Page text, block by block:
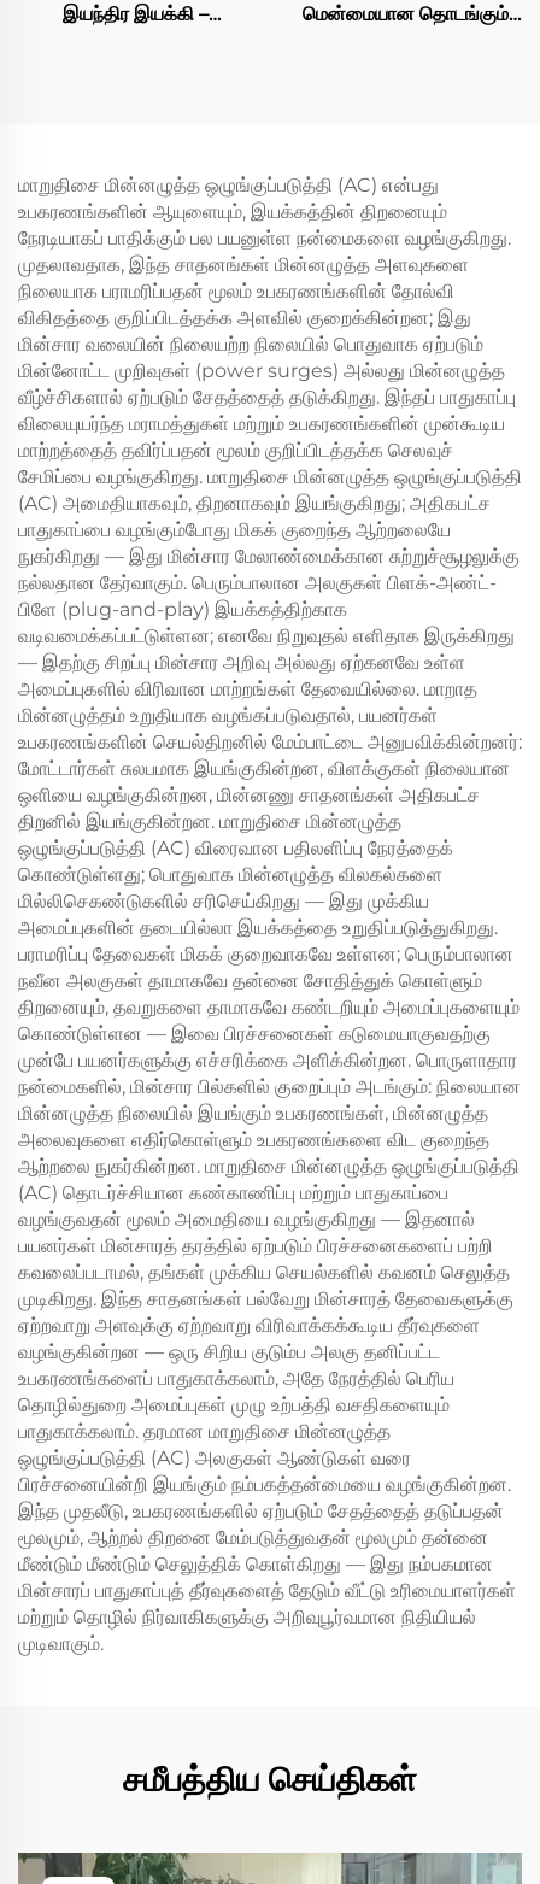
இயந்திர இயக்கி –
IP20
மென்மையான தொடங்கும்
மாறுதிசை மின்னழுத்த ஒழுங்குப்படுத்தி (AC) என்பது
உபகரணங்களின் ஆயுளையும், இயக்கத்தின் திறனையும்
நேரடியாகப் பாதிக்கும் பல பயனுள்ள நன்மைகளை வழங்குகிறது.
முதலாவதாக, இந்த சாதனங்கள் மின்னழுத்த அளவுகளை
நிலையாக பராமரிப்பதன் மூலம் உபகரணங்களின் தோல்வி
விகிதத்தை குறிப்பிடத்தக்க அளவில் குறைக்கின்றன; இது
மின்சார வலையின் நிலையற்ற நிலையில் பொதுவாக ஏற்படும்
மின்னோட்ட முறிவுகள் (power surges) அல்லது மின்னழுத்த
வீழ்ச்சிகளால் ஏற்படும் சேதத்தைத் தடுக்கிறது. இந்தப் பாதுகாப்பு
விலையுயர்ந்த மராமத்துகள் மற்றும் உபகரணங்களின் முன்கூடிய
மாற்றத்தைத் தவிர்ப்பதன் மூலம் குறிப்பிடத்தக்க செலவுச்
சேமிப்பை வழங்குகிறது. மாறுதிசை மின்னழுத்த ஒழுங்குப்படுத்தி
(AC) அமைதியாகவும், திறனாகவும் இயங்குகிறது; அதிகபட்ச
பாதுகாப்பை வழங்கும்போது மிகக் குறைந்த ஆற்றலையே
நுகர்கிறது — இது மின்சார மேலாண்மைக்கான சுற்றுச்சூழலுக்கு
நல்லதான தேர்வாகும். பெரும்பாலான அலகுகள் பிளக்-அண்ட்-
பிளே (plug-and-play) இயக்கத்திற்காக
வடிவமைக்கப்பட்டுள்ளன; எனவே நிறுவுதல் எளிதாக இருக்கிறது
— இதற்கு சிறப்பு மின்சார அறிவு அல்லது ஏற்கனவே உள்ள
அமைப்புகளில் விரிவான மாற்றங்கள் தேவையில்லை. மாறாத
மின்னழுத்தம் உறுதியாக வழங்கப்படுவதால், பயனர்கள்
உபகரணங்களின் செயல்திறனில் மேம்பாட்டை அனுபவிக்கின்றனர்:
மோட்டார்கள் சுலபமாக இயங்குகின்றன, விளக்குகள் நிலையான
ஒளியை வழங்குகின்றன, மின்னணு சாதனங்கள் அதிகபட்ச
திறனில் இயங்குகின்றன. மாறுதிசை மின்னழுத்த
ஒழுங்குப்படுத்தி (AC) விரைவான பதிலளிப்பு நேரத்தைக்
கொண்டுள்ளது; பொதுவாக மின்னழுத்த விலகல்களை
மில்லிசெகண்டுகளில் சரிசெய்கிறது — இது முக்கிய
அமைப்புகளின் தடையில்லா இயக்கத்தை உறுதிப்படுத்துகிறது.
பராமரிப்பு தேவைகள் மிகக் குறைவாகவே உள்ளன; பெரும்பாலான
நவீன அலகுகள் தாமாகவே தன்னை சோதித்துக் கொள்ளும்
திறனையும், தவறுகளை தாமாகவே கண்டறியும் அமைப்புகளையும்
கொண்டுள்ளன — இவை பிரச்சனைகள் கடுமையாகுவதற்கு
முன்பே பயனர்களுக்கு எச்சரிக்கை அளிக்கின்றன. பொருளாதார
நன்மைகளில், மின்சார பில்களில் குறைப்பும் அடங்கும்: நிலையான
மின்னழுத்த நிலையில் இயங்கும் உபகரணங்கள், மின்னழுத்த
அலைவுகளை எதிர்கொள்ளும் உபகரணங்களை விட குறைந்த
ஆற்றலை நுகர்கின்றன. மாறுதிசை மின்னழுத்த ஒழுங்குப்படுத்தி
(AC) தொடர்ச்சியான கண்காணிப்பு மற்றும் பாதுகாப்பை
வழங்குவதன் மூலம் அமைதியை வழங்குகிறது — இதனால்
பயனர்கள் மின்சாரத் தரத்தில் ஏற்படும் பிரச்சனைகளைப் பற்றி
கவலைப்படாமல், தங்கள் முக்கிய செயல்களில் கவனம் செலுத்த
முடிகிறது. இந்த சாதனங்கள் பல்வேறு மின்சாரத் தேவைகளுக்கு
ஏற்றவாறு அளவுக்கு ஏற்றவாறு விரிவாக்கக்கூடிய தீர்வுகளை
வழங்குகின்றன — ஒரு சிறிய குடும்ப அலகு தனிப்பட்ட
உபகரணங்களைப் பாதுகாக்கலாம், அதே நேரத்தில் பெரிய
தொழில்துறை அமைப்புகள் முழு உற்பத்தி வசதிகளையும்
பாதுகாக்கலாம். தரமான மாறுதிசை மின்னழுத்த
ஒழுங்குப்படுத்தி (AC) அலகுகள் ஆண்டுகள் வரை
பிரச்சனையின்றி இயங்கும் நம்பகத்தன்மையை வழங்குகின்றன.
இந்த முதலீடு, உபகரணங்களில் ஏற்படும் சேதத்தைத் தடுப்பதன்
மூலமும், ஆற்றல் திறனை மேம்படுத்துவதன் மூலமும் தன்னை
மீண்டும் மீண்டும் செலுத்திக் கொள்கிறது — இது நம்பகமான
மின்சாரப் பாதுகாப்புத் தீர்வுகளைத் தேடும் வீட்டு உரிமையாளர்கள்
மற்றும் தொழில் நிர்வாகிகளுக்கு அறிவுபூர்வமான நிதியியல்
முடிவாகும்.
சமீபத்திய செய்திகள்